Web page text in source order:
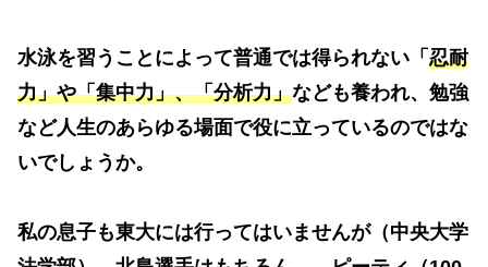
水泳を習うことによって普通では得られない「 忍耐
力」や「集中力」、「分析力」なども養われ、勉強
など人生のあらゆる場面で役に立っているのではな
いでしょうか。
私の息子も東大には行ってはいませんが（中央大学